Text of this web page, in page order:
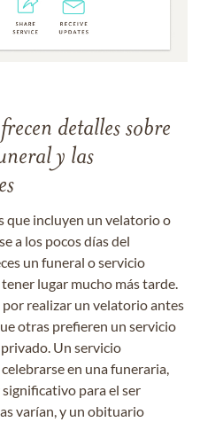
detalles sobre
y las
que incluyen un velatorio o
a los pocos días del
un funeral o servicio
lugar mucho más tarde.
realizar un velatorio antes
otras prefieren un servicio
Un servicio
en una funeraria,
para el ser
varían, y un obituario